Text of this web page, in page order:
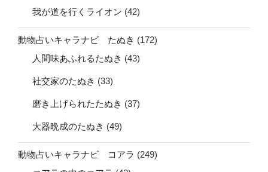
我が道を行くライオン (42)
動物占いキャラナビ たぬき (172)
人間味あふれるたぬき (43)
社交家のたぬき (33)
磨き上げられたたぬき (37)
大器晩成のたぬき (49)
動物占いキャラナビ コアラ (249)